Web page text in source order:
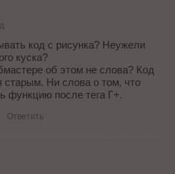
код с рисунка? Неужели
куска?
об этом не слова? Код
старым. Ни слова о том, что
функцию после тега Г+.
Ответить